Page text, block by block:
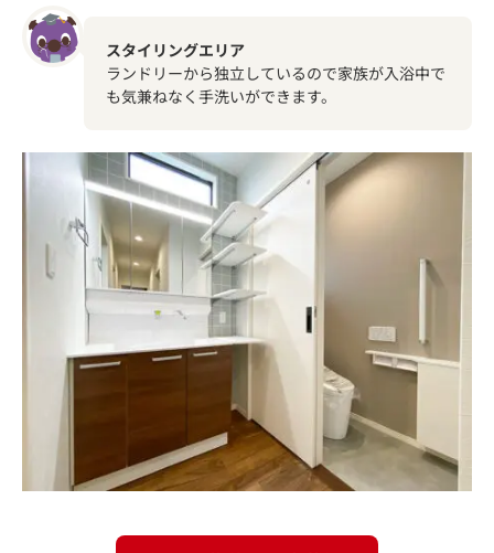
スタイリングエリア
ランドリーから独立しているので家族が入浴中で
も気兼ねなく手洗いができます。